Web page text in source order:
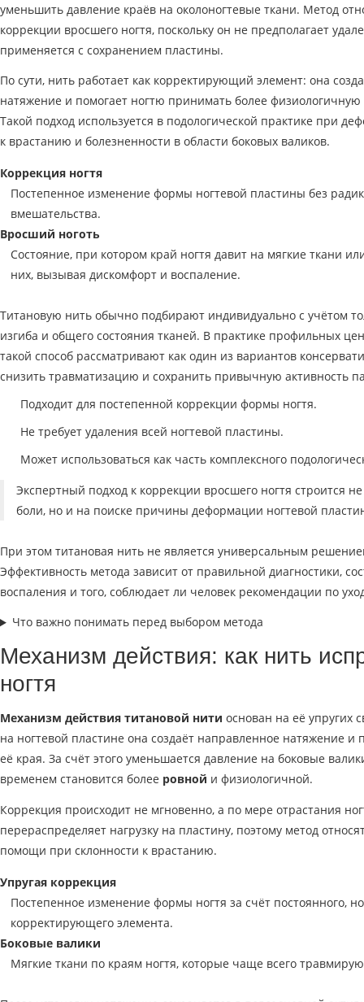
уменьшить давление краёв на околоногтевые ткани. Метод
коррекции вросшего ногтя, поскольку он не предполагает
применяется с сохранением пластины.
По сути, нить работает как корректирующий элемент: она
натяжение и помогает ногтю принимать более
Такой подход используется в подологической практике при
к врастанию и болезненности в области боковых валиков.
Коррекция ногтя
Постепенное изменение формы ногтевой пластины без
вмешательства.
Вросший ноготь
Состояние, при котором край ногтя давит на мягкие ткани
них, вызывая дискомфорт и воспаление.
Титановую нить обычно подбирают индивидуально с учётом
изгиба и общего состояния тканей. В практике профильных
такой способ рассматривают как один из вариантов
снизить травматизацию и сохранить привычную активность
Подходит для постепенной коррекции формы ногтя.
Не требует удаления всей ногтевой пластины.
Может использоваться как часть комплексного
Экспертный подход к коррекции вросшего ногтя строится
боли, но и на поиске причины деформации ногтевой
При этом титановая нить не является универсальным
Эффективность метода зависит от правильной диагностики,
воспаления и того, соблюдает ли человек рекомендации по
Что важно понимать перед выбором метода
Механизм действия: как нить
ногтя
Механизм действия титановой нити основан на её упругих
на ногтевой пластине она создаёт направленное натяжение
её края. За счёт этого уменьшается давление на боковые
временем становится более ровной и физиологичной.
Коррекция происходит не мгновенно, а по мере отрастания
перераспределяет нагрузку на пластину, поэтому метод
помощи при склонности к врастанию.
Упругая коррекция
Постепенное изменение формы ногтя за счёт постоянного,
корректирующего элемента.
Боковые валики
Мягкие ткани по краям ногтя, которые чаще всего